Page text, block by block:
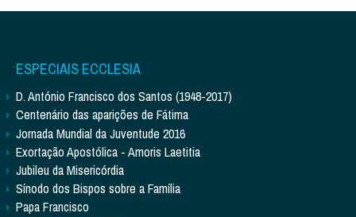
ESPECIAIS ECCLESIA
D. António Francisco dos Santos (1948-2017)
Centenário das aparições de Fátima
Jornada Mundial da Juventude 2016
Exortação Apostólica - Amoris Laetitia
Jubileu da Misericórdia
Sínodo dos Bispos sobre a Família
Papa Francisco